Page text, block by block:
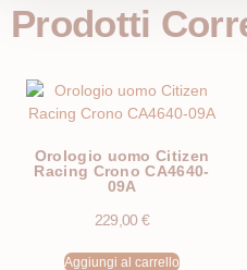
Prodotti
Orologio uomo Citizen
Racing Crono CA4640-
09A
229,00 €
Aggiungi al carrello